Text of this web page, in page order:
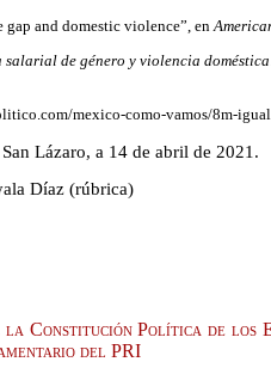
gap and domestic violence”, en
salarial de género y violencia
mexico-como-vamos/8m-
Lázaro, a 14 de abril de 2021.
Díaz (rúbrica)
Constitución Política de los
del PRI